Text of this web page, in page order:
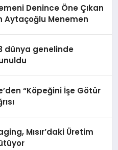
Denince Öne Çıkan
Aytaçoğlu Menemen
dünya genelinde
“Köpeğini İşe Götür
Mısır’daki Üretim